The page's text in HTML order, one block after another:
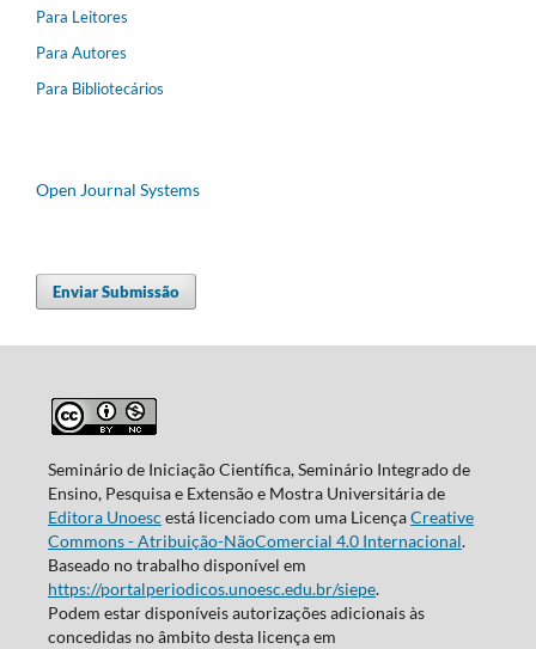
Para Leitores
Para Autores
Para Bibliotecários
Open Journal Systems
Enviar Submissão
Seminário de Iniciação Científica, Seminário Integrado de
Ensino, Pesquisa e Extensão e Mostra Universitária de
Editora Unoesc está licenciado com uma LicençaCreative
Commons - Atribuição-NãoComercial 4.0 Internacional.
Baseado no trabalho disponível em
https://portalperiodicos.unoesc.edu.br/siepe.
Podem estar disponíveis autorizações adicionais às
concedidas no âmbito desta licença em